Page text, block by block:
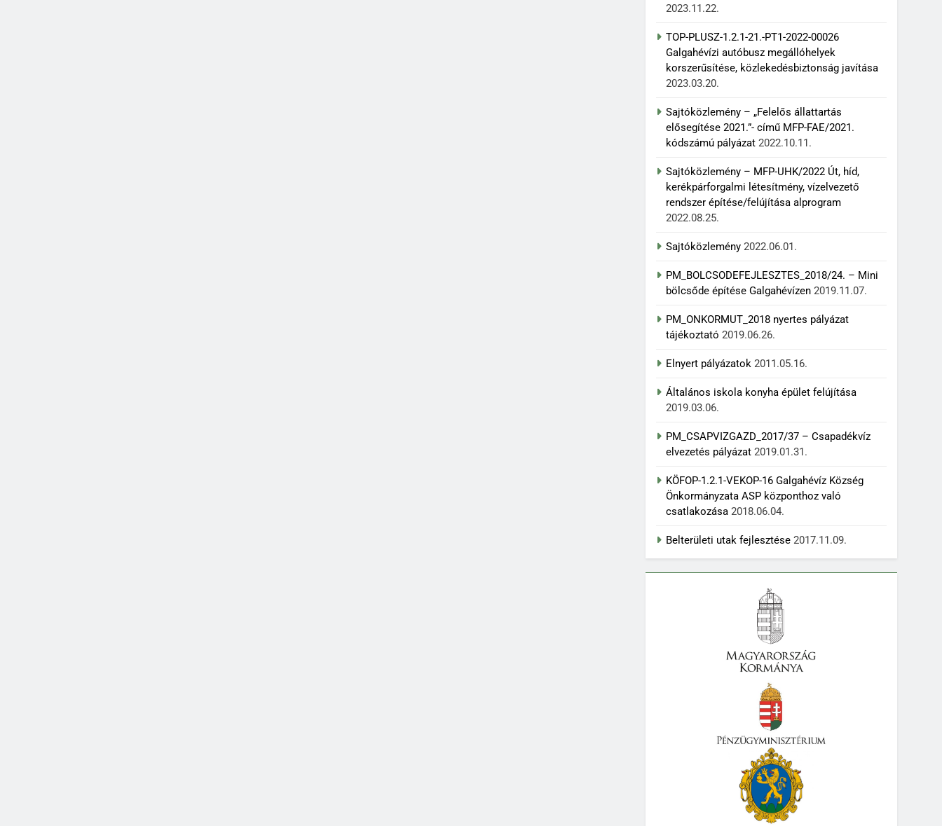
2023.11.22.
TOP-PLUSZ-1.2.1-21.-PT1-2022-00026
Galgahévízi autóbusz megállóhelyek
korszerűsítése, közlekedésbiztonság javítása
2023.03.20.
Sajtóközlemény – „Felelős állattartás
elősegítése 2021.”- című MFP-FAE/2021.
kódszámú pályázat 2022.10.11.
Sajtóközlemény – MFP-UHK/2022 Út, híd,
kerékpárforgalmi létesítmény, vízelvezető
rendszer építése/felújítása alprogram
2022.08.25.
Sajtóközlemény 2022.06.01.
PM_BOLCSODEFEJLESZTES_2018/24. – Mini
bölcsőde építése Galgahévízen 2019.11.07.
PM_ONKORMUT_2018 nyertes pályázat
tájékoztató 2019.06.26.
Elnyert pályázatok 2011.05.16.
Általános iskola konyha épület felújítása
2019.03.06.
PM_CSAPVIZGAZD_2017/37 – Csapadékvíz
elvezetés pályázat 2019.01.31.
KÖFOP-1.2.1-VEKOP-16 Galgahévíz Község
Önkormányzata ASP központhoz való
csatlakozása 2018.06.04.
Belterületi utak fejlesztése 2017.11.09.